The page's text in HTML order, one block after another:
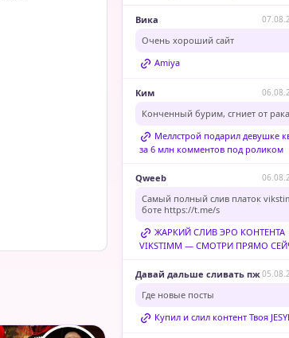
Вика
Очень хороший сайт
Amiya
Ким
Конченный бурим, сгниет от рака
Меллстрой подарил девушке
за 6 млн комментов под роликом
Qweeb
Самый полный слив платок
боте https://t.me/s
ЖАРКИЙ СЛИВ ЭРО КОНТЕНТА
VIKSTIMM — СМОТРИ ПРЯМО
Давай дальше сливать пж
Где новые посты
Купил и слил контент Твоя